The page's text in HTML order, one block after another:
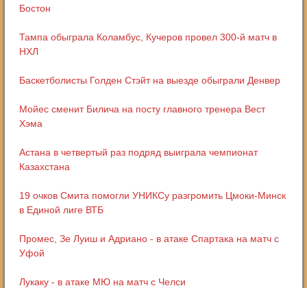
Бостон
Тампа обыграла Коламбус, Кучеров провел 300-й матч в
НХЛ
Баскетболисты Голден Стэйт на выезде обыграли Денвер
Мойес сменит Билича на посту главного тренера Вест
Хэма
Астана в четвертый раз подряд выиграла чемпионат
Казахстана
19 очков Смита помогли УНИКСу разгромить Цмоки-Минск
в Единой лиге ВТБ
Промес, Зе Луиш и Адриано - в атаке Спартака на матч с
Уфой
Лукаку - в атаке МЮ на матч с Челси